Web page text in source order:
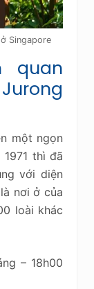
Singapore
quan
một ngọn
thì đã
với diện
nơi ở của
loài khác
– 18h00